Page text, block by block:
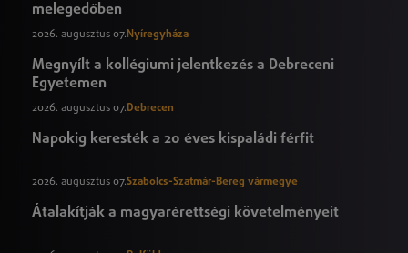
melegedőben
2026. augusztus 07. Nyíregyháza
Megnyílt a kollégiumi jelentkezés a Debreceni
Egyetemen
2026. augusztus 07.Debrecen
Napokig keresték a 20 éves kispaládi férfit
2026. augusztus 07.Szabolcs-Szatmár-Bereg vármegye
Átalakítják a magyarérettségi követelményeit